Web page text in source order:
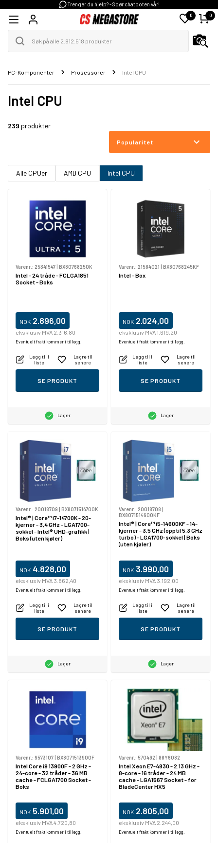
Trenger du hjelp? - Spør chatboten vår!
0 0
PC-Komponenter Prosessorer Intel CPU
Intel CPU
239 produkter
Popularitet
Alle CPUer AMD CPU Intel CPU
Varenr.: 25341547| BX80768250K
Intel - 24 tråde - FCLGA1851
Socket - Boks
NOK 2.896,00
eksklusiv MVA 2.316,80
Eventuelt frakt kommer i tillegg.
Legg til i
liste
Lagre til
senere
SE PRODUKT
Lager
Varenr.: 21584021 | BX80768245KF
Intel - Box
NOK 2.024,00
eksklusiv MVA 1.619,20
Eventuelt frakt kommer i tillegg.
Legg til i
liste
Lagre til
senere
SE PRODUKT
Lager
Varenr.: 20018709 | BX8071514700K
Intel® | Core™ i7-14700K - 20-
kjerner - 3,4 GHz - LGA1700-
sokkel - Intel® UHD-grafikk |
Boks (uten kjøler)
NOK 4.828,00
eksklusiv MVA 3.862,40
Eventuelt frakt kommer i tillegg.
Legg til i
liste
Lagre til
senere
SE PRODUKT
Lager
Varenr.: 20018708 |
BX8071514600KF
Intel® | Core™ i5-14600KF - 14-
kjerner - 3,5 GHz (opptil 5,3 GHz
turbo) - LGA1700-sokkel | Boks
(uten kjøler)
NOK 3.990,00
eksklusiv MVA 3.192,00
Eventuelt frakt kommer i tillegg.
Legg til i
liste
Lagre til
senere
SE PRODUKT
Lager
Varenr.: 9573107| BX8071513900F
Intel Core i9 13900F - 2 GHz -
24-core - 32 tråder - 36 MB
cache - FCLGA1700 Socket -
Boks
NOK 5.901,00
eksklusiv MVA 4.720,80
Eventuelt frakt kommer i tillegg.
Varenr.: 570492 | 88Y6082
Intel Xeon E7-4830 - 2.13 GHz -
8-core - 16 tråder - 24 MB
cache - LGA1567 Socket - for
BladeCenter HX5
NOK 2.805,00
eksklusiv MVA 2.244,00
Eventuelt frakt kommer i tillegg.